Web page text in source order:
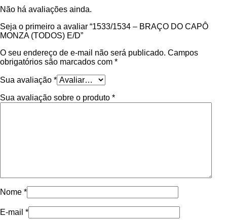
Não há avaliações ainda.
Seja o primeiro a avaliar “1533/1534 – BRAÇO DO CAPÔ
MONZA (TODOS) E/D”
O seu endereço de e-mail não será publicado. Campos
obrigatórios são marcados com *
Sua avaliação *
Sua avaliação sobre o produto *
Nome *
E-mail *